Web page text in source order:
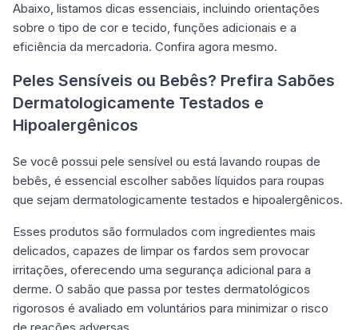
Abaixo, listamos dicas essenciais, incluindo orientações
sobre o tipo de cor e tecido, funções adicionais e a
eficiência da mercadoria. Confira agora mesmo.
Peles Sensíveis ou Bebês? Prefira Sabões
Dermatologicamente Testados e
Hipoalergênicos
Se você possui pele sensível ou está lavando roupas de
bebês, é essencial escolher sabões líquidos para roupas
que sejam dermatologicamente testados e hipoalergênicos.
Esses produtos são formulados com ingredientes mais
delicados, capazes de limpar os fardos sem provocar
irritações, oferecendo uma segurança adicional para a
derme. O sabão que passa por testes dermatológicos
rigorosos é avaliado em voluntários para minimizar o risco